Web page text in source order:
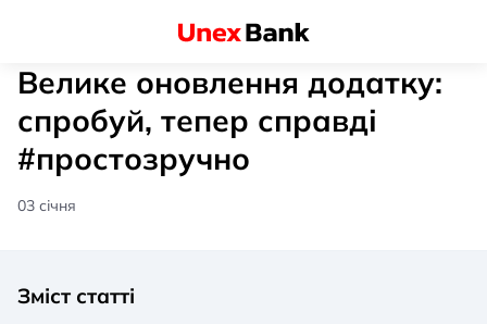
Велике оновлення додатку:
спробуй, тепер справді
#простозручно
03 січня
Зміст статті